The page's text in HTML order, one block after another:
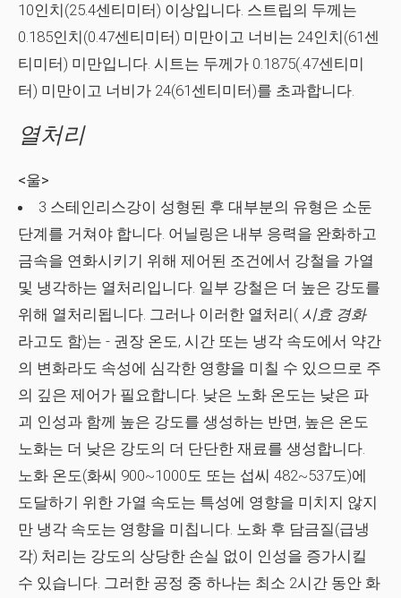
10인치(25.4센티미터) 이상입니다. 스트립의 두께는
0.185인치(0.47센티미터) 미만이고 너비는 24인치(61센
티미터) 미만입니다. 시트는 두께가 0.1875(.47센티미
터) 미만이고 너비가 24(61센티미터)를 초과합니다.
열처리
<울>
3 스테인리스강이 성형된 후 대부분의 유형은 소둔
단계를 거쳐야 합니다. 어닐링은 내부 응력을 완화하고
금속을 연화시키기 위해 제어된 조건에서 강철을 가열
및 냉각하는 열처리입니다. 일부 강철은 더 높은 강도를
위해 열처리됩니다. 그러나 이러한 열처리( 시효 경화
라고도 함)는 - 권장 온도, 시간 또는 냉각 속도에서 약간
의 변화라도 속성에 심각한 영향을 미칠 수 있으므로 주
의 깊은 제어가 필요합니다. 낮은 노화 온도는 낮은 파
괴 인성과 함께 높은 강도를 생성하는 반면, 높은 온도
노화는 더 낮은 강도의 더 단단한 재료를 생성합니다.
노화 온도(화씨 900~1000도 또는 섭씨 482~537도)에
도달하기 위한 가열 속도는 특성에 영향을 미치지 않지
만 냉각 속도는 영향을 미칩니다. 노화 후 담금질(급냉
각) 처리는 강도의 상당한 손실 없이 인성을 증가시킬
수 있습니다. 그러한 공정 중 하나는 최소 2시간 동안 화